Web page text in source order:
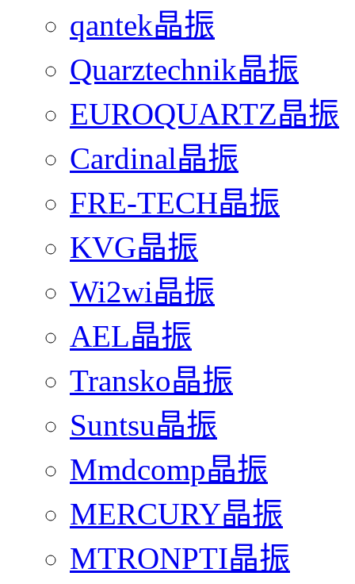
qantek晶振
Quarztechnik晶振
EUROQUARTZ晶振
Cardinal晶振
FRE-TECH晶振
KVG晶振
Wi2wi晶振
AEL晶振
Transko晶振
Suntsu晶振
Mmdcomp晶振
MERCURY晶振
MTRONPTI晶振